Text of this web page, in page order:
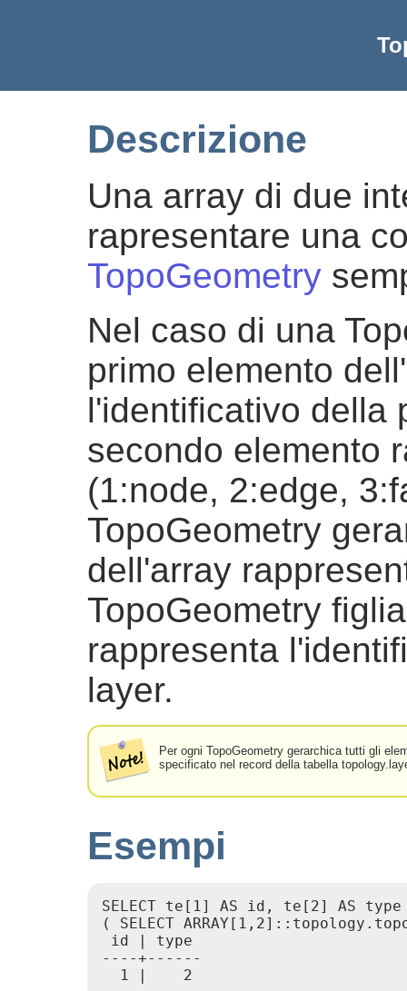
Descrizione
Una array di due
rapresentare una
TopoGeometry
Nel caso di una
primo elemento
l'identificativo della
secondo elemento
(1:node, 2:edge,
TopoGeometry
dell'array
TopoGeometry
rappresenta
layer.
Per ogni TopoGeometry gerarchica tutti gli
specificato nel record della tabella
Esempi
SELECT te[1] AS id, te[2] AS type
( SELECT
id | type
----+------
  1 |    2